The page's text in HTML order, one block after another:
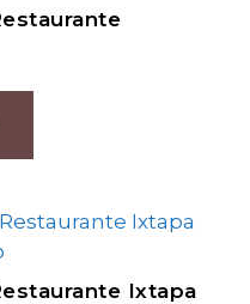
Ixtapa